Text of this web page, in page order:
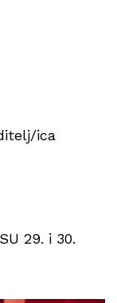
ica
29. i 30.